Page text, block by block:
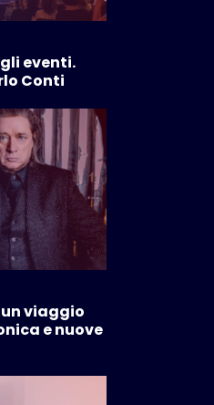
eventi.
Conti
un viaggio
e nuove